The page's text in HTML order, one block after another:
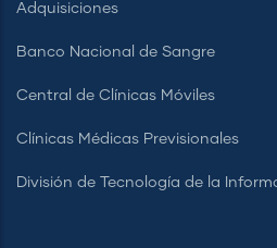
Adquisiciones
Banco Nacional de Sangre
Central de Clínicas Móviles
Clínicas Médicas Previsionales
División de Tecnología de la